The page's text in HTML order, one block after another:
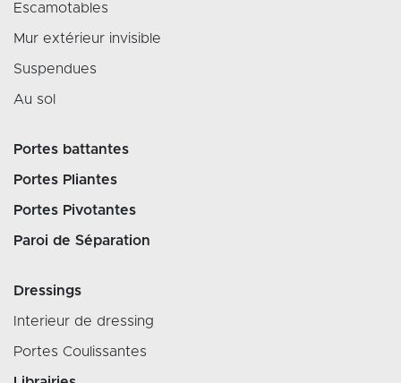
Escamotables
Mur extérieur invisible
Suspendues
Au sol
Portes battantes
Portes Pliantes
Portes Pivotantes
Paroi de Séparation
Dressings
Interieur de dressing
Portes Coulissantes